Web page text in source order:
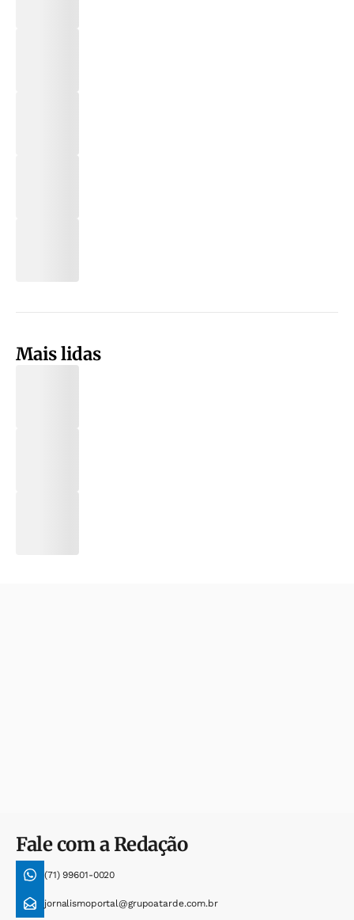
Mais lidas
Fale com a Redação
(71) 99601-0020
jornalismoportal@grupoatarde.com.br